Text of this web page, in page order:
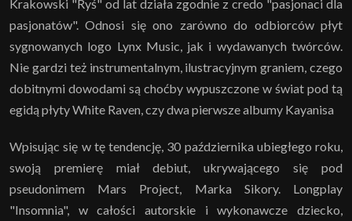
Krakowski "Ryś" od lat działa zgodnie z credo "pasjonaci dla
pasjonatów". Odnosi się ono zarówno do odbiorców płyt
sygnowanych logo Lynx Music, jak i wydawanych twórców.
Nie gardzi też instrumentalnym, ilustracyjnym graniem, czego
dobitnymi dowodami są choćby wypuszczone w świat pod tą
egidą płyty White Raven, czy dwa pierwsze albumy Kayanisa
Wpisując się w tę tendencję, 30 października ubiegłego roku,
swoją premierę miał debiut, ukrywającego się pod
pseudonimem Mars Project, Marka Sikory. Longplay
"Insomnia", w całości autorskie i wykonawcze dziecko,